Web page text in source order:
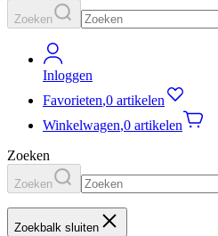
Zoeken
Inloggen
Favorieten,0 artikelen
Winkelwagen,0 artikelen
Zoeken
Zoeken
Zoekbalk sluiten